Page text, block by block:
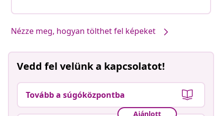
Nézze meg, hogyan tölthet fel képeket
Vedd fel velünk a kapcsolatot!
Tovább a súgóközpontba
Ajánlott